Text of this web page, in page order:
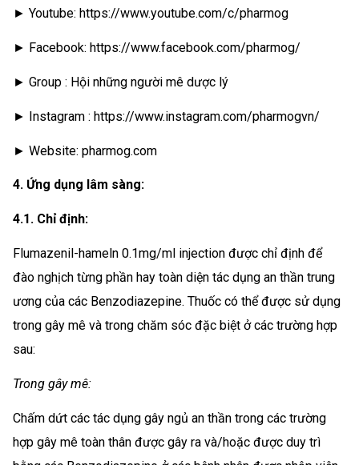
► Youtube: https://www.youtube.com/c/pharmog
► Facebook: https://www.facebook.com/pharmog/
► Group : Hội những người mê dược lý
► Instagram : https://www.instagram.com/pharmogvn/
► Website: pharmog.com
4. Ứng dụng lâm sàng:
4.1. Chỉ định:
Flumazenil-hameln 0.1mg/ml injection được chỉ định để
đào nghịch từng phần hay toàn diện tác dụng an thần trung
ương của các Benzodiazepine. Thuốc có thể được sử dụng
trong gây mê và trong chăm sóc đặc biệt ở các trường hợp
sau:
Trong gây mê:
Chấm dứt các tác dụng gây ngủ an thần trong các trường
hợp gây mê toàn thân được gây ra và/hoặc được duy trì